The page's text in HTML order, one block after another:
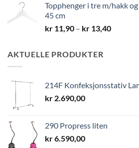
Topphenger i tre m/hakk
45 cm
kr 11,90 – kr 13,40
AKTUELLE PRODUKTER
214F Konfeksjonsstativ
kr 2.690,00
290 Propress liten
kr6.590,00